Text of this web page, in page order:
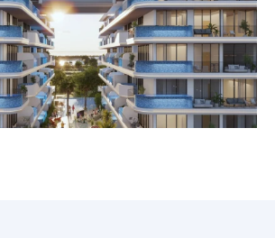
sa pokoj stretáva s konektivitou. Každé ráno sa
výhľadmi na more, uniknete z ruchu mesta a
chvíle s blízkymi. A s prvotriednou polohou,
prístup k najlepším destináciám v
užiť to najlepšie z oboch svetov.